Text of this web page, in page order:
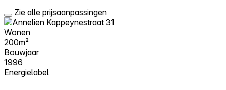
Zie alle prijsaanpassingen
Wonen
200m²
Bouwjaar
1996
Energielabel